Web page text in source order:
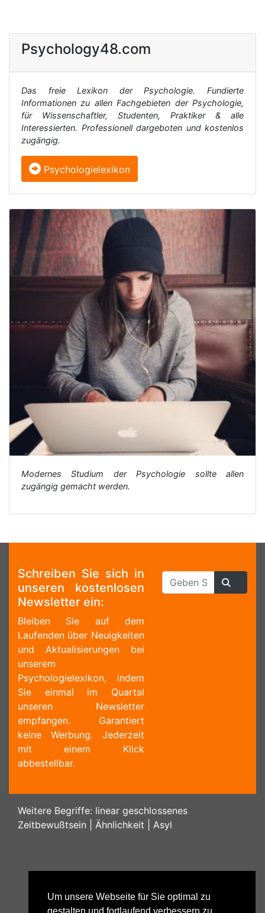
Um unsere Webseite für Sie optimal zu
Psychology48.com
Das freie Lexikon der Psychologie. Fundierte
Informationen zu allen Fachgebieten der Psychologie,
für Wissenschaftler, Studenten, Praktiker & alle
Interessierten. Professionell dargeboten und kostenlos
zugängig.
Psychologielexikon
Modernes Studium der Psychologie sollte allen
zugängig gemacht werden.
Schreiben Sie sich in
unseren kostenlosen
Newsletter ein:
Bleiben Sie auf dem
Laufenden über Neuigkeiten
und Aktualisierungen bei
unserem
Psychologielexikon, indem
Sie einmal im Quartal
unseren Newsletter
empfangen. Garantiert
keine Werbung. Jederzeit
mit einem Klick
abbestellbar.
Weitere Begriffe: linear geschlossenes
Zeitbewußtsein
Ähnlichkeit Asyl